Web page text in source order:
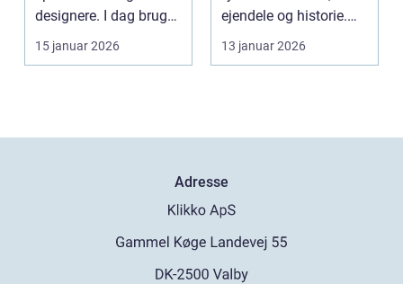
designere. I dag bruger
en lang række
virksomh...
15 januar 2026
ejendele og historie.
For mange pårør...
13 januar 2026
Adresse